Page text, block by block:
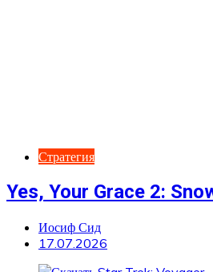
Стратегия
Yes, Your Grace 2:
Иосиф Сид
17.07.2026